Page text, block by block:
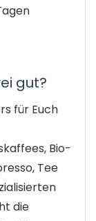
gut?
für Euch
Bio-
Tee
die